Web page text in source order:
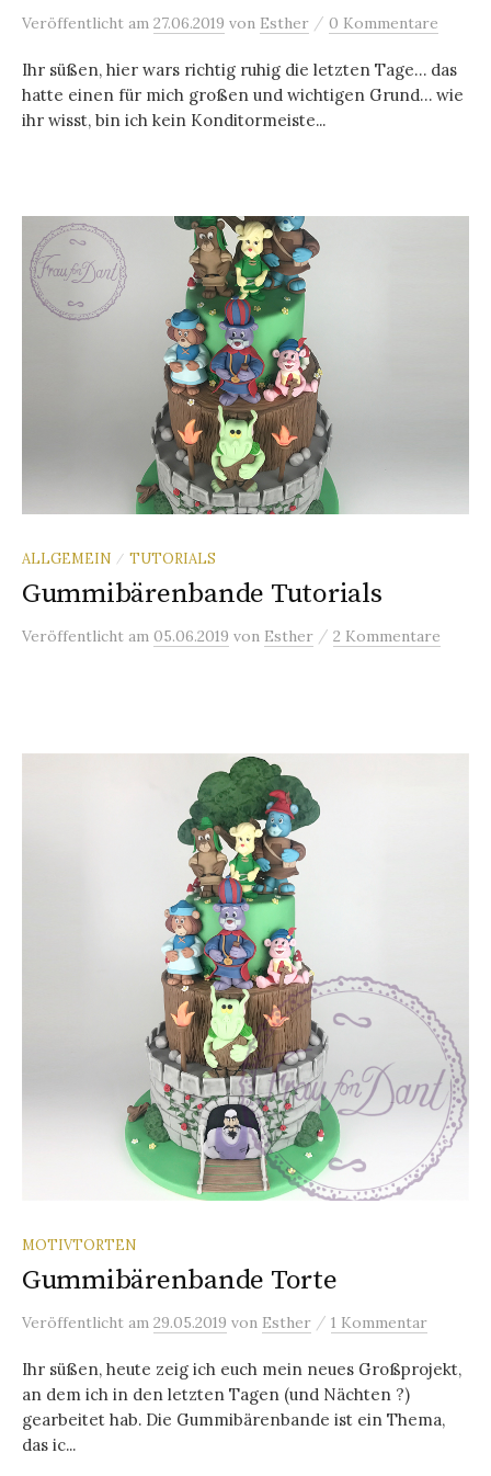
Veröffentlicht am 27.06.2019 von Esther / 0 Kommentare
Ihr süßen, hier wars richtig ruhig die letzten Tage… das
hatte einen für mich großen und wichtigen Grund… wie
ihr wisst, bin ich kein Konditormeiste...
ALLGEMEIN / TUTORIALS
Gummibärenbande Tutorials
Veröffentlicht am 05.06.2019 von Esther / 2 Kommentare
MOTIVTORTEN
Gummibärenbande Torte
Veröffentlicht am 29.05.2019 von Esther / 1 Kommentar
Ihr süßen, heute zeig ich euch mein neues Großprojekt,
an dem ich in den letzten Tagen (und Nächten ?)
gearbeitet hab. Die Gummibärenbande ist ein Thema,
das ic...